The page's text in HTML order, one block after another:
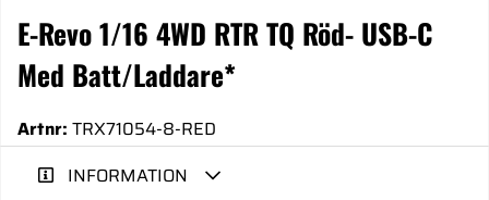
E-Revo 1/16 4WD RTR TQ Röd- USB-C
Med Batt/Laddare*
Artnr: TRX71054-8-RED
INFORMATION